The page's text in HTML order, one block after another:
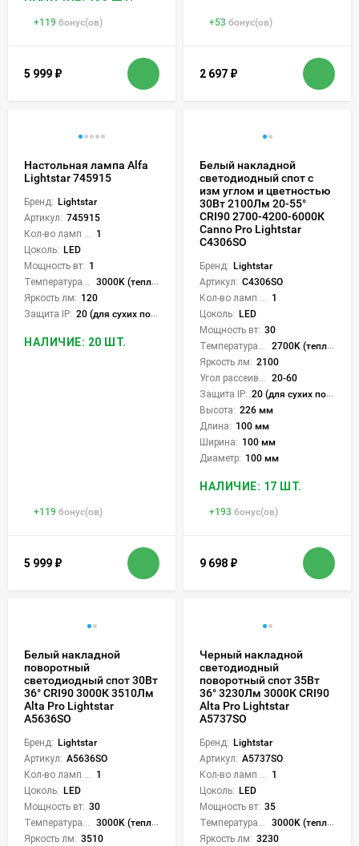
+119 бонус(ов)
5 999 ₽
+53 бонус(ов)
2 697 ₽
Настольная лампа Alfa
Lightstar 745915
Бренд: Lightstar
Артикул: 745915
Кол-во ламп или LED: 1
Цоколь: LED
Мощность вт: 1
Температура света:
3000K (теплый)
Яркость лм: 120
Защита IP: 20 (для сухих пом.)
НАЛИЧИЕ: 20 ШТ.
+119 бонус(ов)
5 999 ₽
Белый накладной
светодиодный спот с
изм углом и цветностью
30Вт 2100Лм 20-55°
CRI90 2700-4200-6000К
Canno Pro Lightstar
C4306SO
Бренд: Lightstar
Артикул: C4306SO
Кол-во ламп или LED: 1
Цоколь: LED
Мощность вт: 30
Температура света:
2700K (теплый), 4200K (нейтральный), 6000K (холодный), CCT механическое переключение
Яркость лм: 2100
Угол рассеивания света °: 20-60
Защита IP: 20 (для сухих пом.)
Высота: 226 мм
Длина: 100 мм
Ширина: 100 мм
Диаметр: 100 мм
НАЛИЧИЕ: 17 ШТ.
+193 бонус(ов)
9 698 ₽
Белый накладной
поворотный
светодиодный спот 30Вт
36° CRI90 3000К 3510Лм
Alta Pro Lightstar
A5636SO
Бренд: Lightstar
Артикул: A5636SO
Кол-во ламп или LED: 1
Цоколь: LED
Мощность вт: 30
Температура света:
3000K (теплый)
Яркость лм: 3510
Черный накладной
светодиодный
поворотный спот 35Вт
36° 3230Лм 3000К CRI90
Alta Pro Lightstar
A5737SO
Бренд: Lightstar
Артикул: A5737SO
Кол-во ламп или LED: 1
Цоколь: LED
Мощность вт: 35
Температура света:
3000K (теплый)
Яркость лм: 3230